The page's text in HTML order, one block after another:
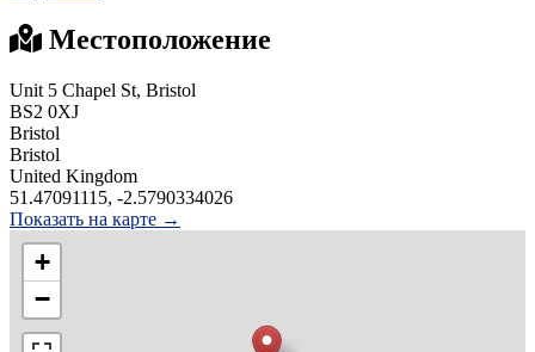
Местоположение
Unit 5 Chapel St, Bristol
BS2 0XJ
Bristol
Bristol
United Kingdom
51.47091115, -2.5790334026
Показать на карте →
+
−